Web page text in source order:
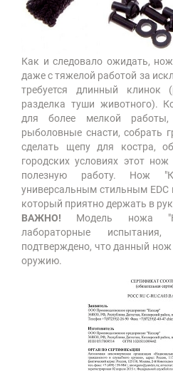
Как и следовало ожидать,
даже с тяжелой работой за
требуется длинный клинок
разделка туши животного).
для более мелкой
рыболовные снасти, собрать
сделать щепу для костра,
городских условиях этот
полезную работу. Нож
универсальным стильным EDC
который приятно держать в
ВАЖНО! Модель ножа
лабораторные
подтверждено, что данный
оружию.